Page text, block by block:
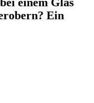
einem Glas
Ein